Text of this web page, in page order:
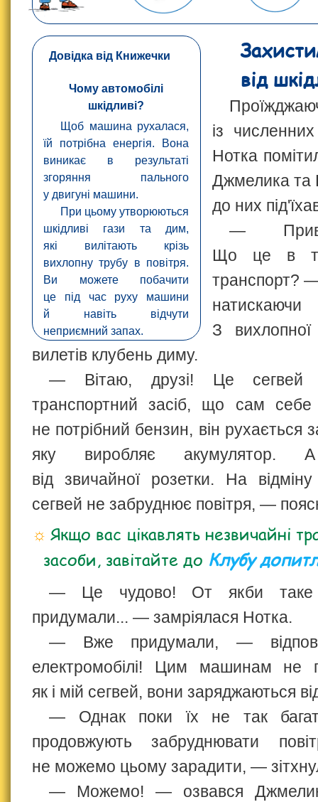
Довідка від Книжечки
Чому автомобілі
шкідливі?
Щоб машина рухалася,
їй потрібна енергія. Вона
виникає в результаті
згоряння пального
у двигуні машини.
При цьому утворюються
шкідливі гази та дим,
які вилітають крізь
вихлопну трубу в повітря.
Ви можете побачити
це під час руху машини
й навіть відчути
неприємний запах.
від
із
Нотка
Джмелика та
до них
—
Що це в
транспорт?
З
вилетів клубень диму.
— Вітаю, друзі! Це сегвей
транспортний засіб, що сам
не потрібний бензин, він рухається
яку виробляє акумулятор. А
від звичайної розетки. На відміну
сегвей не забруднює повітря, —
Якщо вас цікавлять незвичайні
засоби, завітайте до Клубу
— Це чудово! От якби
придумали... — замріялася Нотка.
— Вже придумали, —
електромобілі! Цим машинам не
як і мій сегвей, вони заряджаються
— Однак поки їх не так
продовжують забруднювати
не можемо цьому зарадити, —
— Можемо! — озвався